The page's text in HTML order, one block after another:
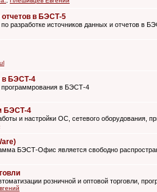
в БЭСТ-5
разработке источников данных и отчетов в
в БЭСТ-4
в БЭСТ-4
БЭСТ-4
и настройки ОС, сетевого оборудования,
БЭСТ-Офис является свободно
розничной и оптовой торговли,